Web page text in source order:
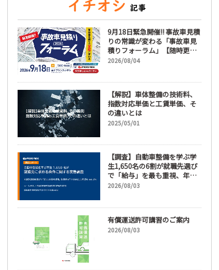
9月18日緊急開催!! 事故車見積
りの常識が変わる「事故車見
積りフォーラム」【随時更
新】
2026/08/04
【解説】車体整備の技術料、
指数対応単価と工賃単価、そ
の違いとは
2025/05/01
【調査】自動車整備を学ぶ学
生1,650名の6割が就職先選び
で「給与」を最も重視、年間
休日「110日以上」希望も
2026/08/03
有償運送許可講習のご案内
2026/08/03